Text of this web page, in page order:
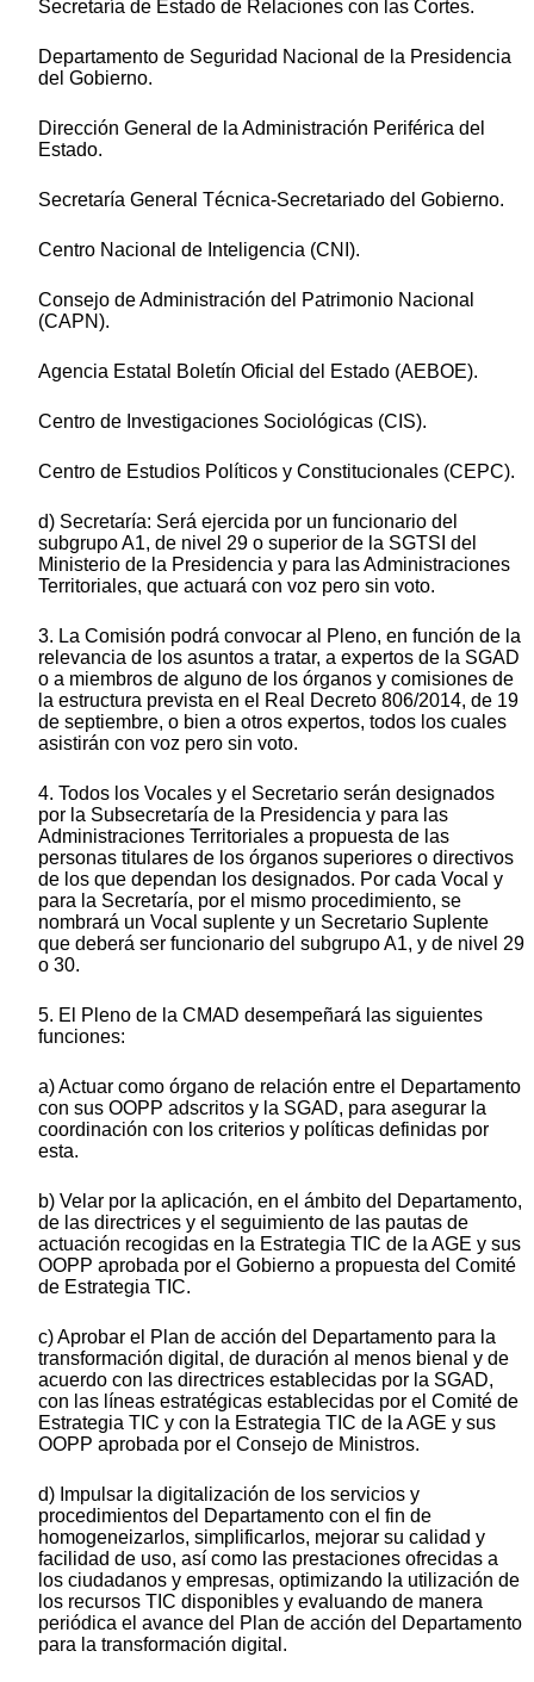
Secretaría de Estado de Relaciones con las Cortes.
Departamento de Seguridad Nacional de la Presidencia
del Gobierno.
Dirección General de la Administración Periférica del
Estado.
Secretaría General Técnica-Secretariado del Gobierno.
Centro Nacional de Inteligencia (CNI).
Consejo de Administración del Patrimonio Nacional
(CAPN).
Agencia Estatal Boletín Oficial del Estado (AEBOE).
Centro de Investigaciones Sociológicas (CIS).
Centro de Estudios Políticos y Constitucionales (CEPC).
d) Secretaría: Será ejercida por un funcionario del
subgrupo A1, de nivel 29 o superior de la SGTSI del
Ministerio de la Presidencia y para las Administraciones
Territoriales, que actuará con voz pero sin voto.
3. La Comisión podrá convocar al Pleno, en función de la
relevancia de los asuntos a tratar, a expertos de la SGAD
o a miembros de alguno de los órganos y comisiones de
la estructura prevista en el Real Decreto 806/2014, de 19
de septiembre, o bien a otros expertos, todos los cuales
asistirán con voz pero sin voto.
4. Todos los Vocales y el Secretario serán designados
por la Subsecretaría de la Presidencia y para las
Administraciones Territoriales a propuesta de las
personas titulares de los órganos superiores o directivos
de los que dependan los designados. Por cada Vocal y
para la Secretaría, por el mismo procedimiento, se
nombrará un Vocal suplente y un Secretario Suplente
que deberá ser funcionario del subgrupo A1, y de nivel 29
o 30.
5. El Pleno de la CMAD desempeñará las siguientes
funciones:
a) Actuar como órgano de relación entre el Departamento
con sus OOPP adscritos y la SGAD, para asegurar la
coordinación con los criterios y políticas definidas por
esta.
b) Velar por la aplicación, en el ámbito del Departamento,
de las directrices y el seguimiento de las pautas de
actuación recogidas en la Estrategia TIC de la AGE y sus
OOPP aprobada por el Gobierno a propuesta del Comité
de Estrategia TIC.
c) Aprobar el Plan de acción del Departamento para la
transformación digital, de duración al menos bienal y de
acuerdo con las directrices establecidas por la SGAD,
con las líneas estratégicas establecidas por el Comité de
Estrategia TIC y con la Estrategia TIC de la AGE y sus
OOPP aprobada por el Consejo de Ministros.
d) Impulsar la digitalización de los servicios y
procedimientos del Departamento con el fin de
homogeneizarlos, simplificarlos, mejorar su calidad y
facilidad de uso, así como las prestaciones ofrecidas a
los ciudadanos y empresas, optimizando la utilización de
los recursos TIC disponibles y evaluando de manera
periódica el avance del Plan de acción del Departamento
para la transformación digital.